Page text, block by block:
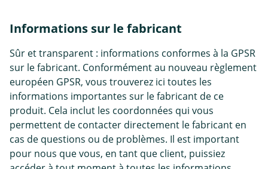
Informations sur le fabricant
Sûr et transparent : informations conformes à la GPSR
sur le fabricant. Conformément au nouveau règlement
européen GPSR, vous trouverez ici toutes les
informations importantes sur le fabricant de ce
produit. Cela inclut les coordonnées qui vous
permettent de contacter directement le fabricant en
cas de questions ou de problèmes. Il est important
pour nous que vous, en tant que client, puissiez